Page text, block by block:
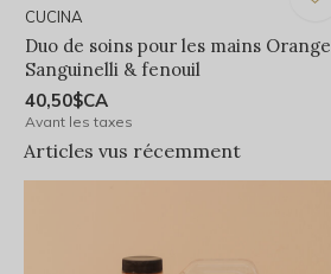
CUCINA
Duo de soins pour les mains Orange
Sanguinelli & fenouil
40,50$CA
Avant les taxes
Articles vus récemment